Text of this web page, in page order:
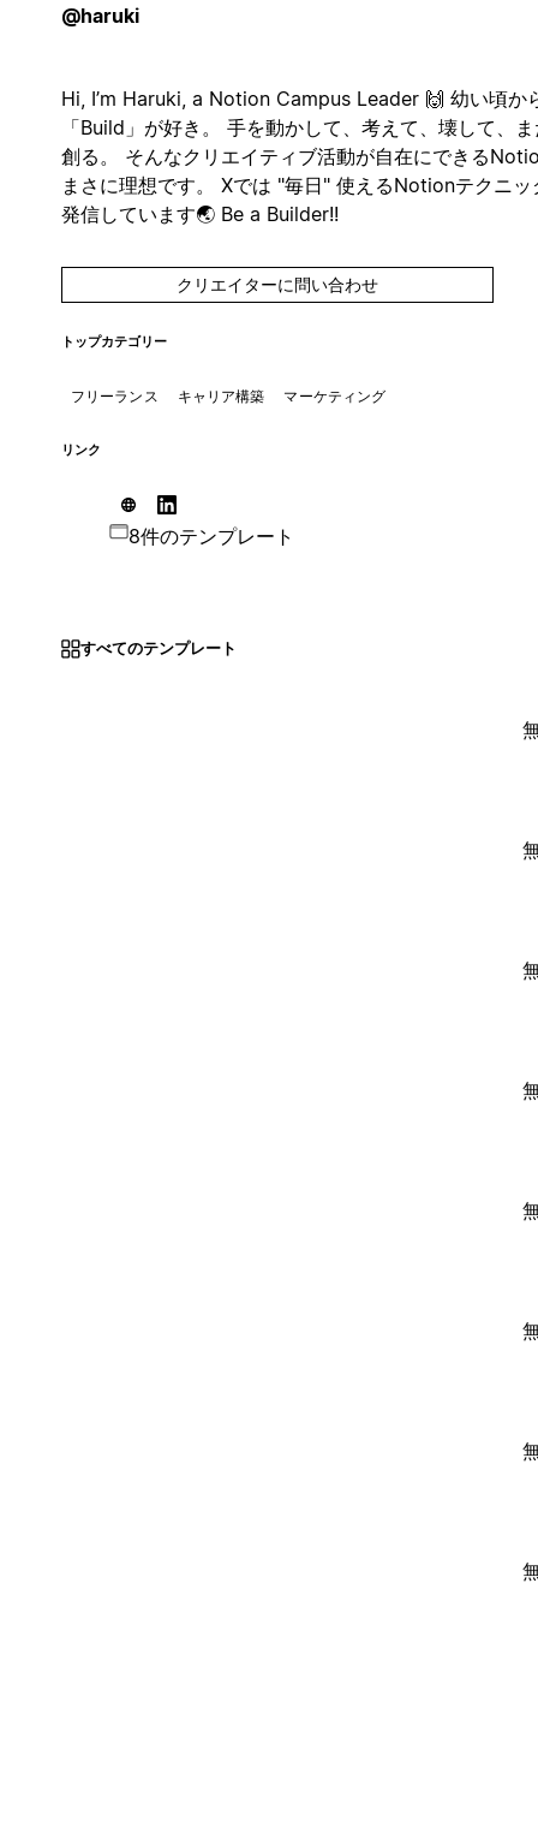
@haruki
Hi, I’m Haruki, a Notion Campus Leader 🙌 幼い頃か
「Build」が好き。 手を動かして、考えて、壊して、
創る。 そんなクリエイティブ活動が自在にできる
まさに理想です。 Xでは "毎日" 使えるNotionテクニッ
発信しています🌏 Be a Builder!!
クリエイターに問い合わせ
トップカテゴリー
フリーランス キャリア構築 マーケティング
リンク
8件のテンプレート
すべてのテンプレート